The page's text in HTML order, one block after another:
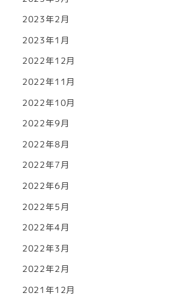
2023年2月
2023年1月
2022年12月
2022年11月
2022年10月
2022年9月
2022年8月
2022年7月
2022年6月
2022年5月
2022年4月
2022年3月
2022年2月
2021年12月